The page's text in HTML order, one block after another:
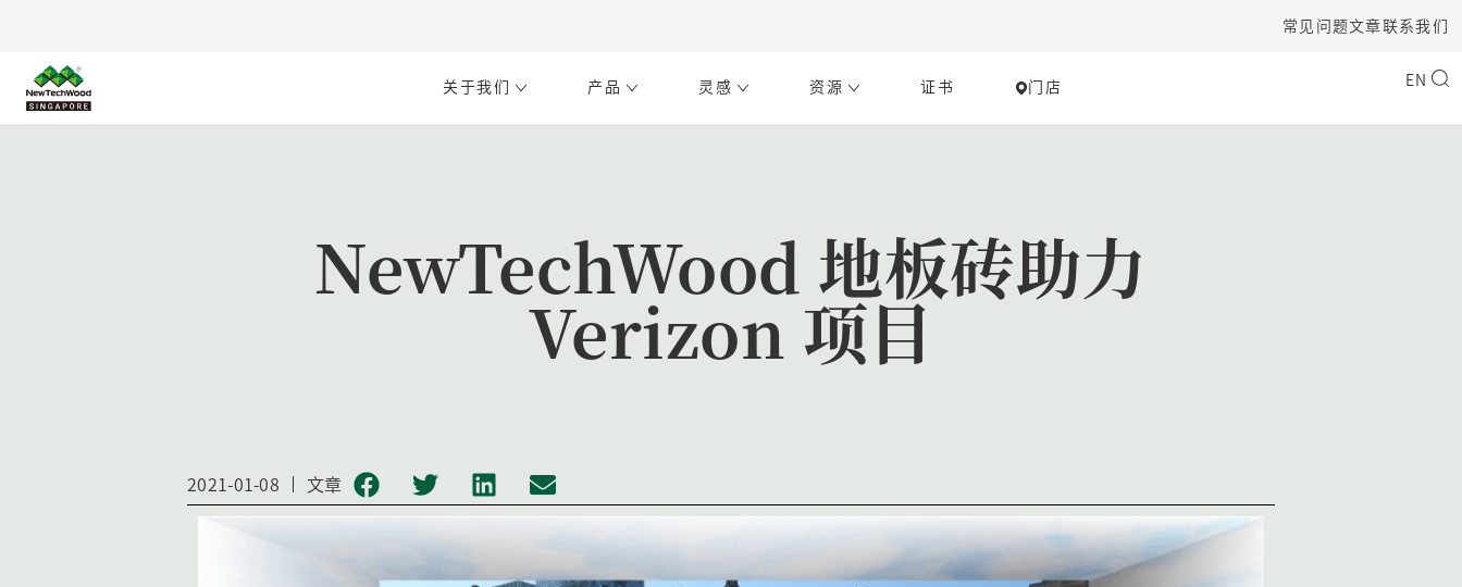
联系我们
文章
常见问题
关于我们 产品 灵感 资源 证书 门店 EN
NewTechWood 地板砖助力
Verizon 项目
2021-01-08 文章